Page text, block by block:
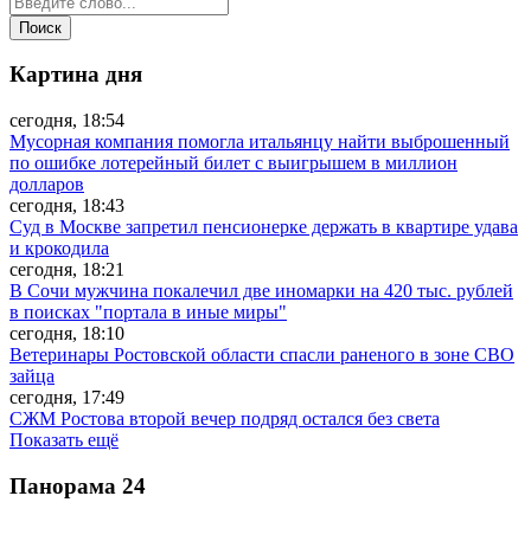
Картина дня
сегодня, 18:54
Мусорная компания помогла итальянцу найти выброшенный
по ошибке лотерейный билет с выигрышем в миллион
долларов
сегодня, 18:43
Суд в Москве запретил пенсионерке держать в квартире удава
и крокодила
сегодня, 18:21
В Сочи мужчина покалечил две иномарки на 420 тыс. рублей
в поисках "портала в иные миры"
сегодня, 18:10
Ветеринары Ростовской области спасли раненого в зоне СВО
зайца
сегодня, 17:49
СЖМ Ростова второй вечер подряд остался без света
Показать ещё
Панорама 24